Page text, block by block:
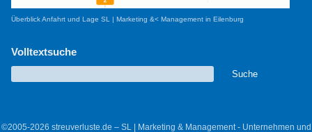
Überblick Anfahrt und Lage SL | Marketing &< Management in Eilenburg
Volltextsuche
©2005-2026 streuverluste.de – SL | Marketing & Management - Unternehmen und